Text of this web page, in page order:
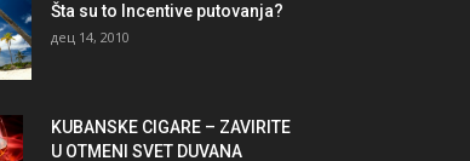
Šta su to Incentive putovanja?
дец 14, 2010
KUBANSKE CIGARE – ZAVIRITE
U OTMENI SVET DUVANA